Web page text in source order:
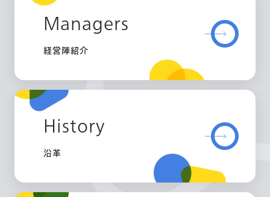
Managers
経営陣紹介
History
沿革